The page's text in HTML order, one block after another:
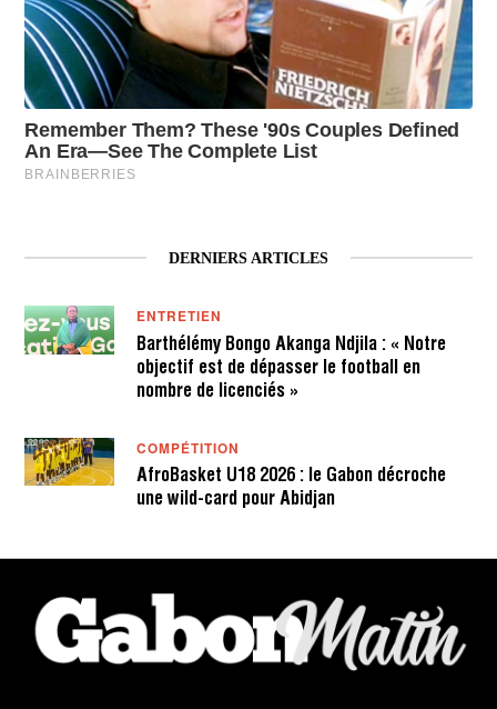
DERNIERS ARTICLES
ENTRETIEN
Barthélémy Bongo Akanga Ndjila : « Notre
objectif est de dépasser le football en
nombre de licenciés »
COMPÉTITION
AfroBasket U18 2026 : le Gabon décroche
une wild-card pour Abidjan